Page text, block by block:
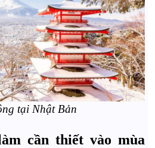
tại Nhật Bản
cần thiết vào mùa